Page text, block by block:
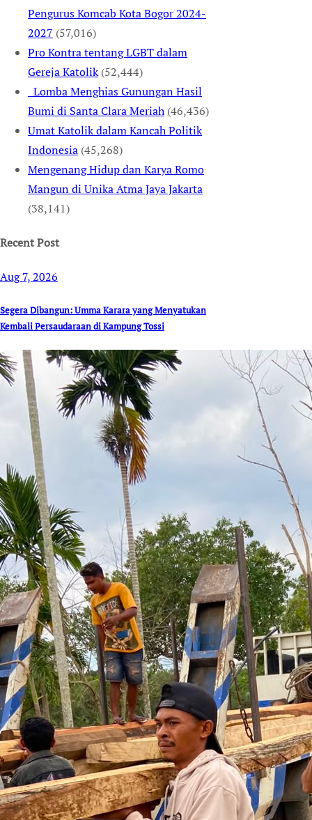
Pengurus Komcab Kota Bogor 2024-
2027 (57,016)
Pro Kontra tentang LGBT dalam
Gereja Katolik (52,444)
Lomba Menghias Gunungan Hasil
Bumi di Santa Clara Meriah (46,436)
Umat Katolik dalam Kancah Politik
Indonesia (45,268)
Mengenang Hidup dan Karya Romo
Mangun di Unika Atma Jaya Jakarta
(38,141)
Recent Post
Aug 7, 2026
Segera Dibangun: Umma Karara yang Menyatukan
Kembali Persaudaraan di Kampung Tossi